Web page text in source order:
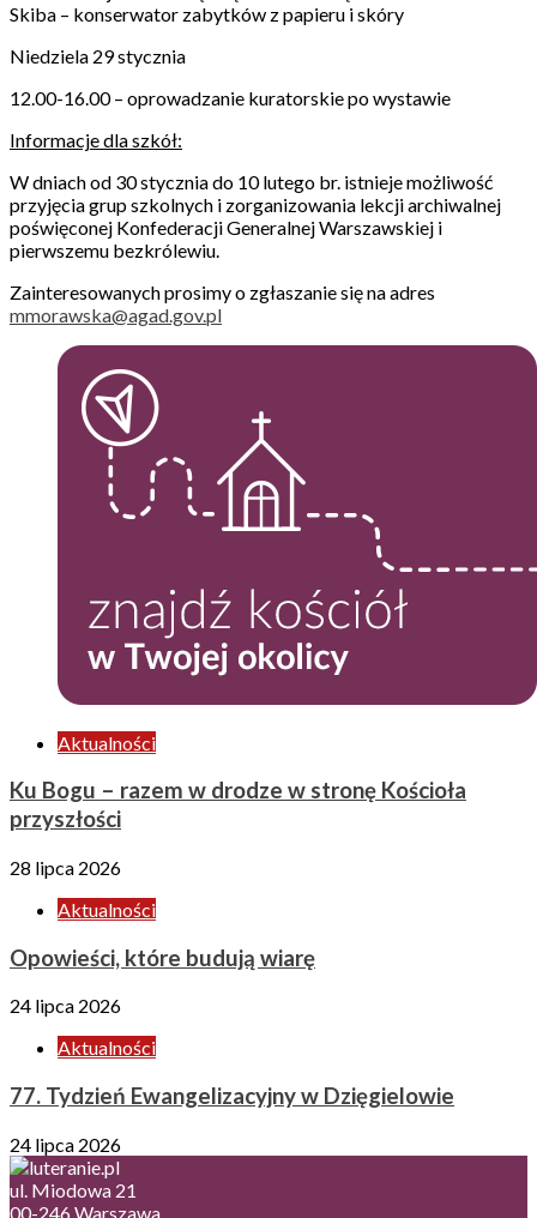
Skiba – konserwator zabytków z papieru i skóry
Niedziela 29 stycznia
12.00-16.00 – oprowadzanie kuratorskie po wystawie
Informacje dla szkół:
W dniach od 30 stycznia do 10 lutego br. istnieje możliwość
przyjęcia grup szkolnych i zorganizowania lekcji archiwalnej
poświęconej Konfederacji Generalnej Warszawskiej i
pierwszemu bezkrólewiu.
Zainteresowanych prosimy o zgłaszanie się na adres
mmorawska@agad.gov.pl
Aktualności
Ku Bogu – razem w drodze w stronę Kościoła
przyszłości
28 lipca 2026
Aktualności
Opowieści, które budują wiarę
24 lipca 2026
Aktualności
77. Tydzień Ewangelizacyjny w Dzięgielowie
24 lipca 2026
ul. Miodowa 21
00-246 Warszawa